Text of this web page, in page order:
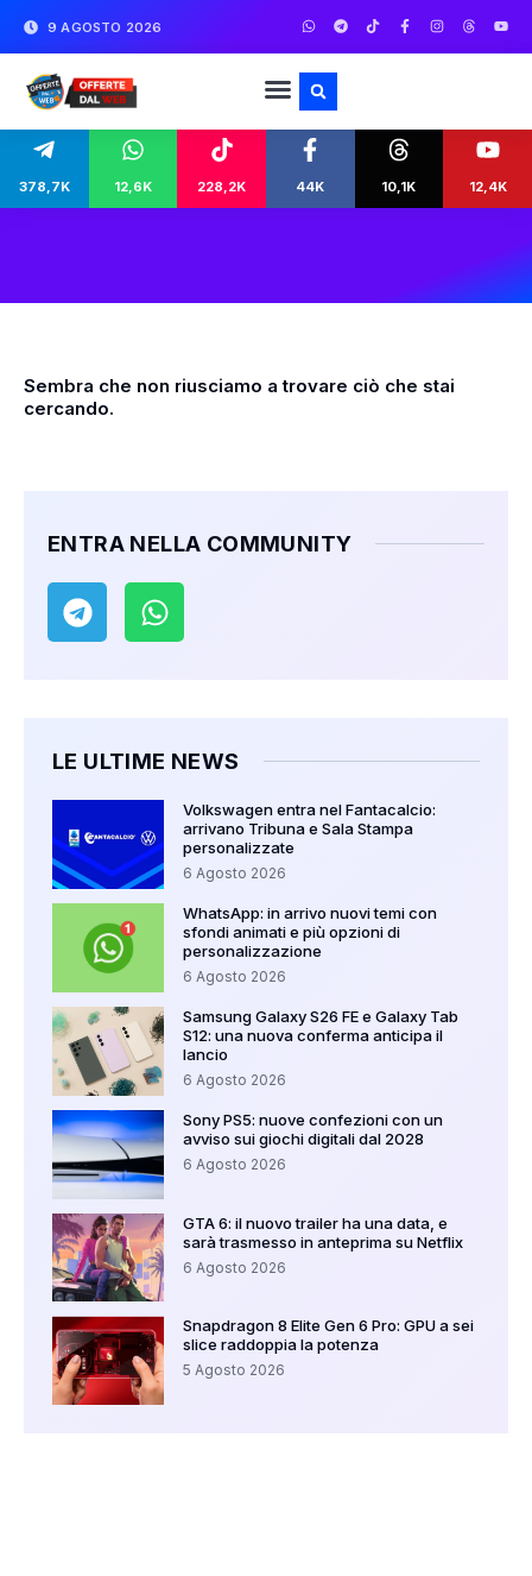
9 AGOSTO 2026
378,7K 12,6K 228,2K 44K 10,1K 12,4K
Sembra che non riusciamo a trovare ciò che stai
cercando.
ENTRA NELLA COMMUNITY
LE ULTIME NEWS
Volkswagen entra nel Fantacalcio:
arrivano Tribuna e Sala Stampa
personalizzate
6 Agosto 2026
WhatsApp: in arrivo nuovi temi con
sfondi animati e più opzioni di
personalizzazione
6 Agosto 2026
Samsung Galaxy S26 FE e Galaxy Tab
S12: una nuova conferma anticipa il
lancio
6 Agosto 2026
Sony PS5: nuove confezioni con un
avviso sui giochi digitali dal 2028
6 Agosto 2026
GTA 6: il nuovo trailer ha una data, e
sarà trasmesso in anteprima su Netflix
6 Agosto 2026
Snapdragon 8 Elite Gen 6 Pro: GPU a sei
slice raddoppia la potenza
5 Agosto 2026